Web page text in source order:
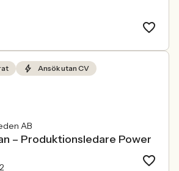
Ansök utan CV
AB
– Produktionsledare Power